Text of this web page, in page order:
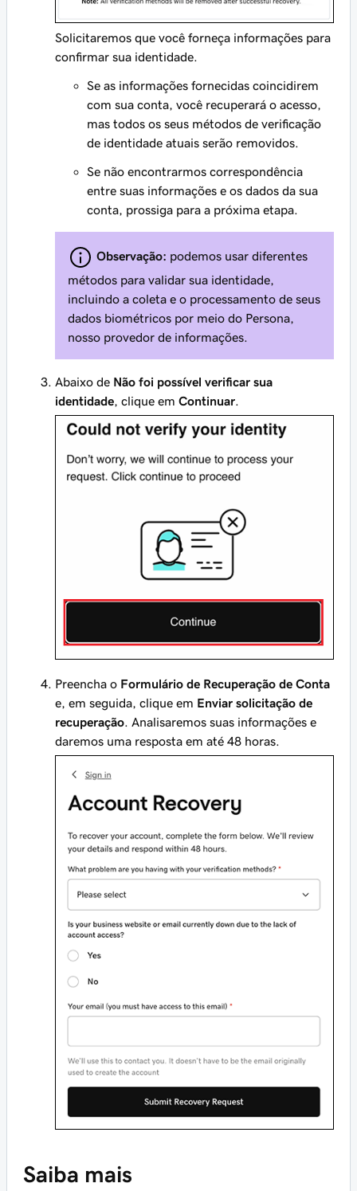
Solicitaremos que você forneça informações para
confirmar sua identidade.
Se as informações fornecidas coincidirem
com sua conta, você recuperará o acesso,
mas todos os seus métodos de verificação
de identidade atuais serão removidos.
Se não encontrarmos correspondência
entre suas informações e os dados da sua
conta, prossiga para a próxima etapa.
Observação: podemos usar diferentes
métodos para validar sua identidade,
incluindo a coleta e o processamento de seus
dados biométricos por meio do Persona,
nosso provedor de informações.
Abaixo de Não foi possível verificar sua
identidade , clique em Continuar
Preencha o Formulário de Recuperação de Conta
e, em seguida, clique em Enviar solicitação de
recuperação . Analisaremos suas informações e
daremos uma resposta em até 48 horas.
Saiba mais